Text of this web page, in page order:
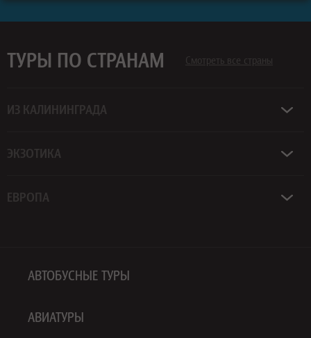
ТУРЫ ПО СТРАНАМ Смотреть все страны
ИЗ КАЛИНИНГРАДА
ЭКЗОТИКА
ЕВРОПА
АВТОБУСНЫЕ ТУРЫ
АВИАТУРЫ